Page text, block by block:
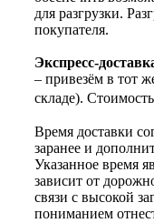
для разгрузки.
покупателя.
Экспресс-
– привезём в тот
складе).
Время доставки
заранее и
Указанное время
зависит от
связи с высокой
пониманием